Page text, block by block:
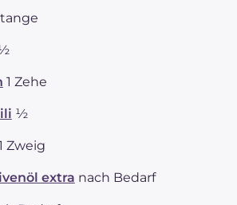
1 Zehe
½
Zweig
extra nach Bedarf